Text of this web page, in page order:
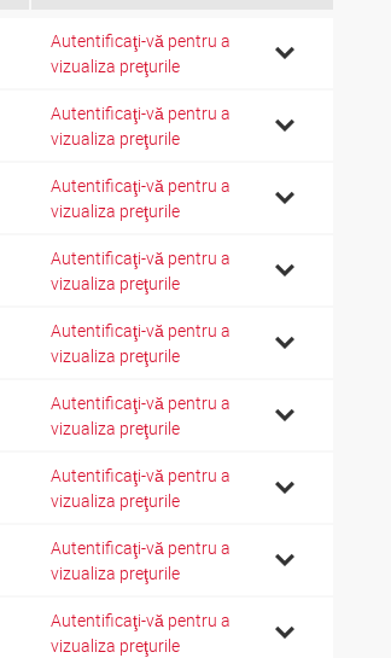
Autentificaţi-vă pentru a
vizualiza preţurile
Autentificaţi-vă pentru a
vizualiza preţurile
Autentificaţi-vă pentru a
vizualiza preţurile
Autentificaţi-vă pentru a
vizualiza preţurile
Autentificaţi-vă pentru a
vizualiza preţurile
Autentificaţi-vă pentru a
vizualiza preţurile
Autentificaţi-vă pentru a
vizualiza preţurile
Autentificaţi-vă pentru a
vizualiza preţurile
Autentificaţi-vă pentru a
vizualiza preţurile